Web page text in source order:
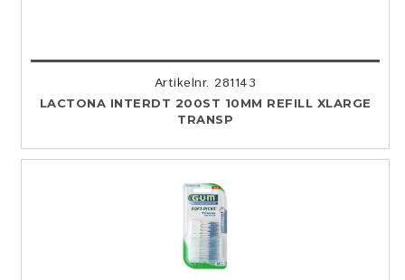
Artikelnr. 281143
LACTONA INTERDT 200ST 10MM REFILL XLARGE
TRANSP